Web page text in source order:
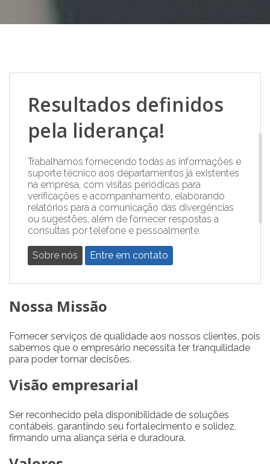
Resultados definidos
pela liderança!
Trabalhamos fornecendo todas as informações e
suporte técnico aos departamentos já existentes
na empresa, com visitas periódicas para
verificações e acompanhamento, elaborando
relatórios para a comunicação das divergências
ou sugestões, além de fornecer respostas a
consultas por telefone e pessoalmente.
Sobre nós Entre em contato
Nossa Missão
Fornecer serviços de qualidade aos nossos clientes, pois
sabemos que o empresário necessita ter tranquilidade
para poder tomar decisões.
Visão empresarial
Ser reconhecido pela disponibilidade de soluções
contábeis, garantindo seu fortalecimento e solidez,
firmando uma aliança séria e duradoura.